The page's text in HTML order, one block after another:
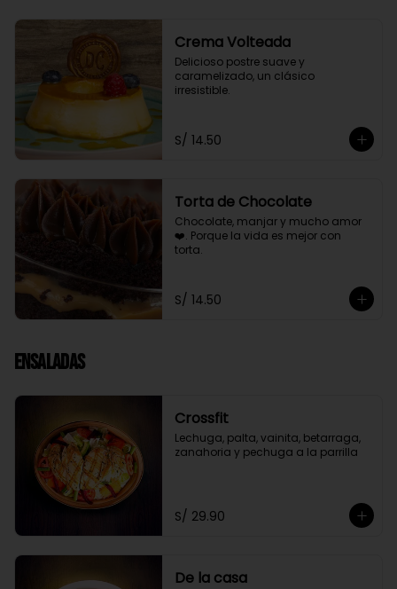
Crema Volteada
Delicioso postre suave y
caramelizado, un clásico
irresistible.
S/ 14.50
Torta de Chocolate
Chocolate, manjar y mucho amor
❤️. Porque la vida es mejor con
torta.
S/ 14.50
Ensaladas
Crossfit
Lechuga, palta, vainita, betarraga,
zanahoria y pechuga a la parrilla
S/ 29.90
De la casa